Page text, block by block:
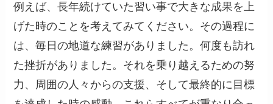
例えば、長年続けていた習い事で大きな成果を上
げた時のことを考えてみてください。その過程に
は、毎日の地道な練習がありました。何度も訪れ
た挫折がありました。それを乗り越えるための努
力、周囲の人々からの支援、そして最終的に目標